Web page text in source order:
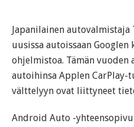
Japanilainen
uusissa autoissaan
ohjelmistoa. Tämän vuoden
autoihinsa Applen CarPlay-
välttelyyn ovat liittyneet
Android Auto -